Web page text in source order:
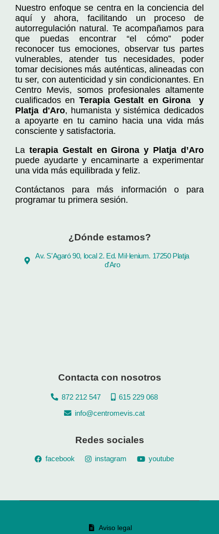
Nuestro enfoque se centra en la conciencia del
aquí y ahora, facilitando un proceso de
autorregulación natural. Te acompañamos para
que puedas encontrar “el cómo” poder
reconocer tus emociones, observar tus partes
vulnerables, atender tus necesidades, poder
tomar decisiones más auténticas, alineadas con
tu ser, con autenticidad y sin condicionantes. En
Centro Mevis, somos profesionales altamente
cualificados en Terapia Gestalt en Girona y
Platja d'Aro, humanista y sistémica dedicados
a apoyarte en tu camino hacia una vida más
consciente y satisfactoria.
La terapia Gestalt en Girona y Platja d’Aro
puede ayudarte y encaminarte a experimentar
una vida más equilibrada y feliz.
Contáctanos para más información o para
programar tu primera sesión.
¿Dónde estamos?
Av. S'Agaró 90, local 2. Ed. Mil·lenium. 17250 Platja
d'Aro
Contacta con nosotros
872 212 547
615 229 068
info@centromevis.cat
Redes sociales
facebook instagram youtube
Aviso legal